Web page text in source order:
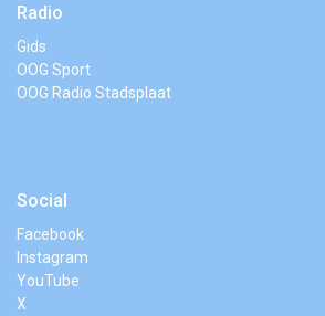
Radio
Gids
OOG Sport
OOG Radio Stadsplaat
Social
Facebook
Instagram
YouTube
X